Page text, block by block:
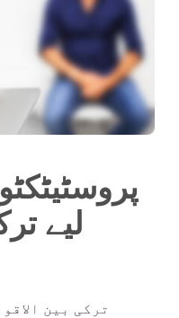
لیے
ترکی بین